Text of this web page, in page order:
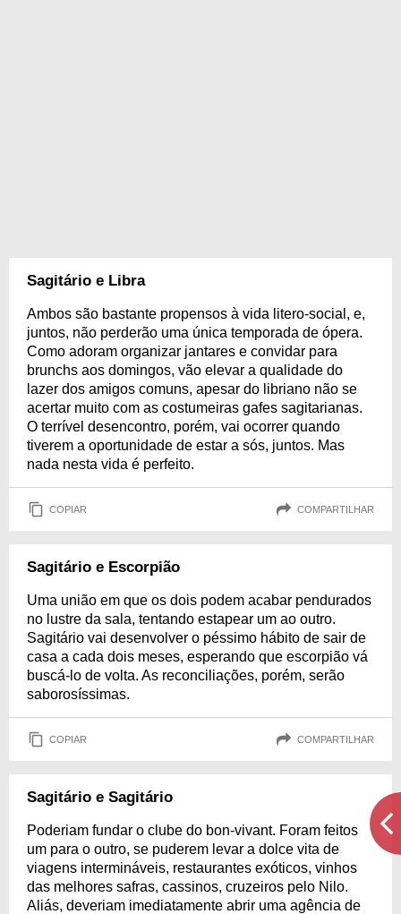
Sagitário e Libra
Ambos são bastante propensos à vida litero-social, e,
juntos, não perderão uma única temporada de ópera.
Como adoram organizar jantares e convidar para
brunchs aos domingos, vão elevar a qualidade do
lazer dos amigos comuns, apesar do libriano não se
acertar muito com as costumeiras gafes sagitarianas.
O terrível desencontro, porém, vai ocorrer quando
tiverem a oportunidade de estar a sós, juntos. Mas
nada nesta vida é perfeito.
COPIAR COMPARTILHAR
Sagitário e Escorpião
Uma união em que os dois podem acabar pendurados
no lustre da sala, tentando estapear um ao outro.
Sagitário vai desenvolver o péssimo hábito de sair de
casa a cada dois meses, esperando que escorpião vá
buscá-lo de volta. As reconciliações, porém, serão
saborosíssimas.
COPIAR COMPARTILHAR
Sagitário e Sagitário
Poderiam fundar o clube do bon-vivant. Foram feitos
um para o outro, se puderem levar a dolce vita de
viagens intermináveis, restaurantes exóticos, vinhos
das melhores safras, cassinos, cruzeiros pelo Nilo.
Aliás, deveriam imediatamente abrir uma agência de